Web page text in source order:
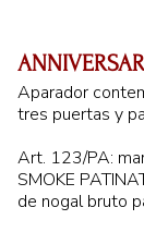
Aparador
tres puertas y
Art. 123/PA:
SMOKE
de nogal bruto